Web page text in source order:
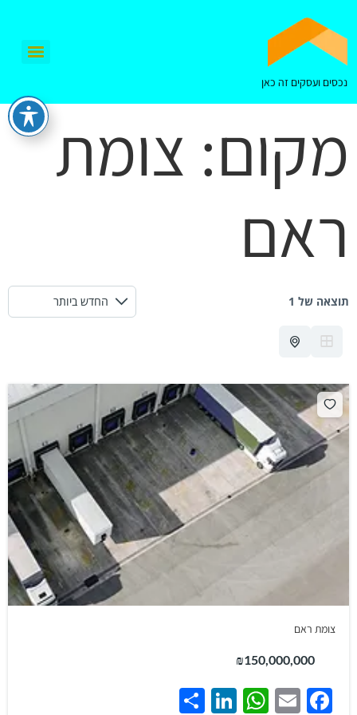
נכסים ועסקים זה כאן
מקום: צומת
ראם
תוצאה של 1
צומת ראם
₪150,000,000
Facebook
Email
WhatsApp
LinkedIn
Share